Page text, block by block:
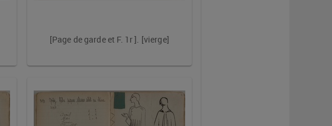
[Page de garde et F. 1r ]. [vierge]